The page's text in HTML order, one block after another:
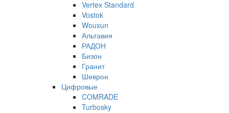
Vertex Standard
Vostok
Wouxun
Альтавия
РАДОН
Бизон
Гранит
Шеврон
Цифровые
COMRADE
Turbosky